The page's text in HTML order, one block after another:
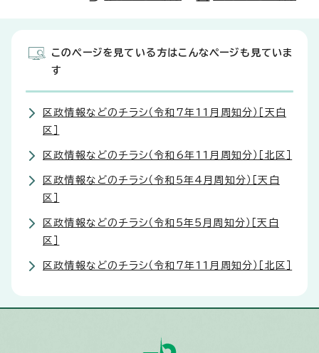
このページを見ている方はこんなページも見ていま
す
区政情報などのチラシ（令和7年11月周知分）［天白
区］
区政情報などのチラシ（令和6年11月周知分）［北区］
区政情報などのチラシ（令和5年4月周知分）［天白
区］
区政情報などのチラシ（令和5年5月周知分）［天白
区］
区政情報などのチラシ（令和7年11月周知分）［北区］